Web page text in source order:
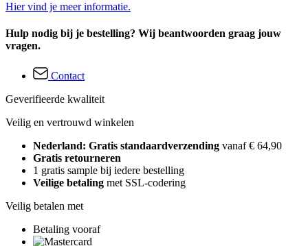
Hier vind je meer informatie.
Hulp nodig bij je bestelling? Wij beantwoorden graag jouw
vragen.
Contact
Geverifieerde kwaliteit
Veilig en vertrouwd winkelen
Nederland: Gratis standaardverzending vanaf € 64,90
Gratis retourneren
1 gratis sample bij iedere bestelling
Veilige betaling met SSL-codering
Veilig betalen met
Betaling vooraf